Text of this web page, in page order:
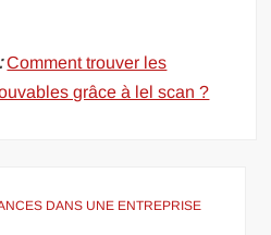
Comment trouver les
grâce à lel scan ?
DANS UNE ENTREPRISE